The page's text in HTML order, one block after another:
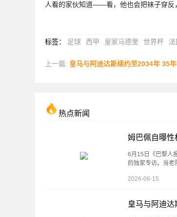
人看的家伙知道——看，他也会把袜子穿反
标签： 足球 西甲 皇家马德里 世界杯 法
上一篇: 皇马与阿迪达斯续约至2034年 35
热点新闻
姆巴佩自曝性
6月15日《巴黎人
的独家专访。当老
2026-06-15
皇马与阿迪